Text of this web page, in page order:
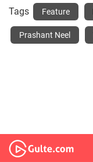
Tags Feature
Prashant Neel